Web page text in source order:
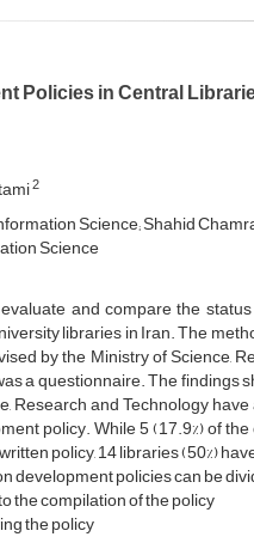
Policies in Central
2
Science; Shahid
Science
and compare the
libraries in Iran. The
by the Ministry of Science,
a questionnaire. The findings
Research and Technology
policy. While 5 (17.9%) of
policy, 14 libraries (50%)
development policies can be
the compilation of the policy
the policy